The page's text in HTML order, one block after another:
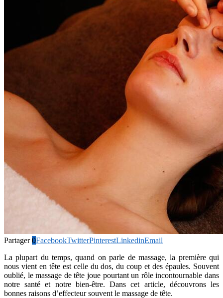
Partager 0FacebookTwitterPinterestLinkedinEmail
La plupart du temps, quand on parle de massage, la première qui
nous vient en tête est celle du dos, du coup et des épaules. Souvent
oublié, le massage de tête joue pourtant un rôle incontournable dans
notre santé et notre bien-être. Dans cet article, découvrons les
bonnes raisons d’effecteur souvent le massage de tête.